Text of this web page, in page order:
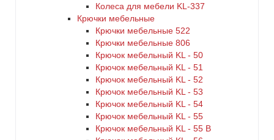
Колеса для мебели KL-337
Крючки мебельные
Крючки мебельные 522
Крючки мебельные 806
Крючок мебельный KL - 50
Крючок мебельный KL - 51
Крючок мебельный KL - 52
Крючок мебельный KL - 53
Крючок мебельный KL - 54
Крючок мебельный KL - 55
Крючок мебельный KL - 55 B